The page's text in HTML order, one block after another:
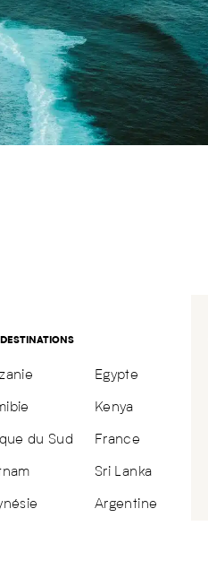
Egypte
Kenya
du Sud France
Sri Lanka
Argentine